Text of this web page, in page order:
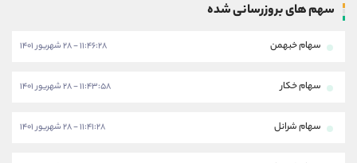
سهم های بروزرسانی شده
سهام خبهمن ۱۱:۴۶:۲۸ - ۲۸ شهریور ۱۴۰۱
سهام خکار ۱۱:۴۳:۵۸ - ۲۸ شهریور ۱۴۰۱
سهام شرانل ۱۱:۴۱:۲۸ - ۲۸ شهریور ۱۴۰۱